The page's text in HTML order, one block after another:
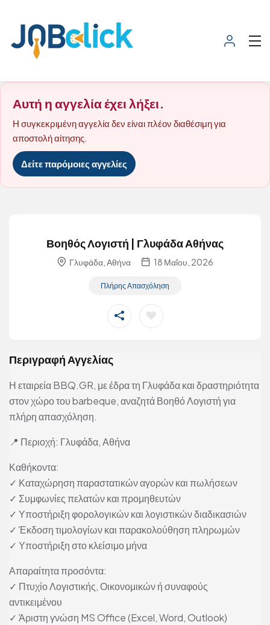
Αυτή η αγγελία έχει λήξει.
Η συγκεκριμένη αγγελία δεν είναι πλέον διαθέσιμη για
αποστολή αίτησης.
Δείτε παρόμοιες αγγελίες
Βοηθός Λογιστή | Γλυφάδα Αθήνας
Γλυφάδα, Αθήνα 18 Μαΐου, 2026
Πλήρης Απασχόληση
Περιγραφή Αγγελίας
Η εταιρεία BBQ.GR, με έδρα τη Γλυφάδα και δραστηριότητα
στον χώρο του barbeque, αναζητά Βοηθό Λογιστή για
πλήρη απασχόληση.
📍 Περιοχή: Γλυφάδα, Αθήνα
Καθήκοντα:
✓ Καταχώρηση παραστατικών αγορών και πωλήσεων
✓ Συμφωνίες πελατών και προμηθευτών
✓ Υποστήριξη φορολογικών και λογιστικών διαδικασιών
✓ Έκδοση τιμολογίων και παρακολούθηση πληρωμών
✓ Υποστήριξη στο κλείσιμο μήνα
Απαραίτητα προσόντα:
✓ Πτυχίο Λογιστικής, Οικονομικών ή συναφούς
αντικειμένου
✓ Άριστη γνώση MS Office (Excel, Word, Outlook)